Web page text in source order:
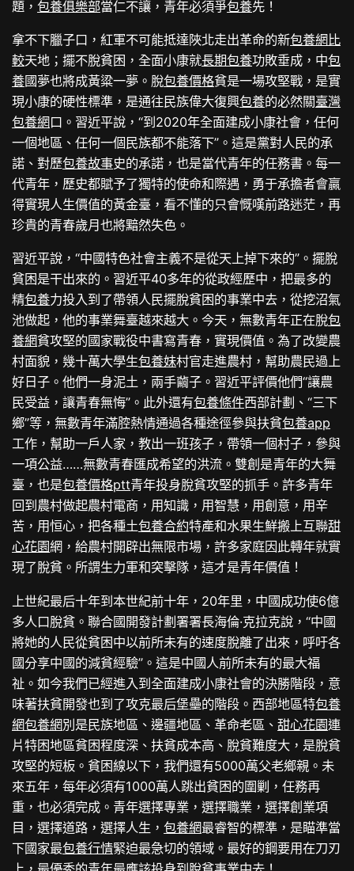
題，包養俱樂部當仁不讓，青年必須爭包養先！
拿不下臘子口，紅軍不可能抵達陜北走出革命的新包養網比
較天地；擺不脫貧困，全面小康就長期包養功敗垂成，中包
養國夢也將成黃粱一夢。脫包養價格貧是一場攻堅戰，是實
現小康的硬性標準，是通往民族偉大復興包養的必然關臺灣
包養網口。習近平說，“到2020年全面建成小康社會，任何
一個地區、任何一個民族都不能落下”。這是黨對人民的承
諾、對歷包養故事史的承諾，也是當代青年的任務書。每一
代青年，歷史都賦予了獨特的使命和際遇，勇于承擔者會贏
得實現人生價值的黃金臺，看不懂的只會慨嘆前路迷茫，再
珍貴的青春歲月也將黯然失色。
習近平說，“中國特色社會主義不是從天上掉下來的”。擺脫
貧困是干出來的。習近平40多年的從政經歷中，把最多的
精包養力投入到了帶領人民擺脫貧困的事業中去，從挖沼氣
池做起，他的事業舞臺越來越大。今天，無數青年正在脫包
養網貧攻堅的國家戰役中書寫青春，實現價值。為了改變農
村面貌，幾十萬大學生包養妹村官走進農村，幫助農民過上
好日子。他們一身泥土，兩手繭子。習近平評價他們“讓農
民受益，讓青春無悔”。此外還有包養條件西部計劃、“三下
鄉”等，無數青年滿腔熱情通過各種途徑參與扶貧包養app
工作，幫助一戶人家，教出一班孩子，帶領一個村子，參與
一項公益……無數青春匯成希望的洪流。雙創是青年的大舞
臺，也是包養價格ptt青年投身脫貧攻堅的抓手。許多青年
回到農村做起農村電商，用知識，用智慧，用創意，用辛
苦，用恒心，把各種土包養合約特產和水果生鮮搬上互聯甜
心花園網，給農村開辟出無限市場，許多家庭因此轉年就實
現了脫貧。所謂生力軍和突擊隊，這才是青年價值！
上世紀最后十年到本世紀前十年，20年里，中國成功使6億
多人口脫貧。聯合國開發計劃署署長海倫·克拉克說，“中國
將她的人民從貧困中以前所未有的速度脫離了出來，呼吁各
國分享中國的減貧經驗”。這是中國人前所未有的最大福
祉。如今我們已經進入到全面建成小康社會的決勝階段，意
味著扶貧開發也到了攻克最后堡壘的階段。西部地區特包養
網包養網別是民族地區、邊疆地區、革命老區、甜心花園連
片特困地區貧困程度深、扶貧成本高、脫貧難度大，是脫貧
攻堅的短板。貧困線以下，我們還有5000萬父老鄉親。未
來五年，每年必須有1000萬人跳出貧困的圍剿，任務再
重，也必須完成。青年選擇專業，選擇職業，選擇創業項
目，選擇道路，選擇人生，包養網最睿智的標準，是瞄準當
下國家最包養行情緊迫最急切的領域。最好的鋼要用在刀刃